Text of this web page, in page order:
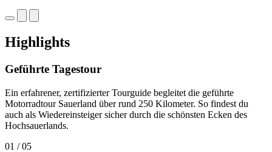
Highlights
Geführte Tagestour
Ein erfahrener, zertifizierter Tourguide begleitet die geführte
Motorradtour Sauerland über rund 250 Kilometer. So findest du
auch als Wiedereinsteiger sicher durch die schönsten Ecken des
Hochsauerlands.
01 / 05